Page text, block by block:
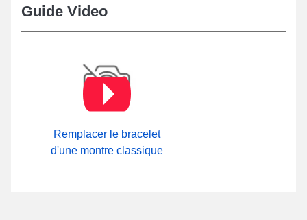
Guide Video
Remplacer le bracelet
d'une montre classique